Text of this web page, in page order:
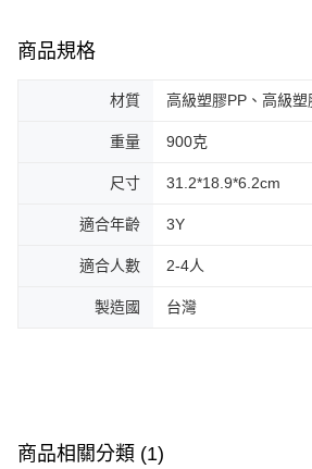
商品規格
材質 高級塑膠PP、高級塑
重量 900克
尺寸 31.2*18.9*6.2cm
適合年齡 3Y
適合人數 2-4人
製造國 台灣
商品相關分類 (1)